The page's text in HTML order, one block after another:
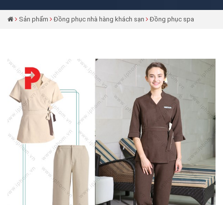
Sản phẩm Đồng phục nhà hàng khách sạn Đồng phục spa